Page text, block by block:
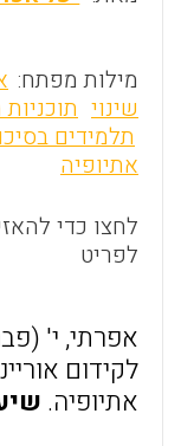
מילות מפתח:
שינוי
תלמידים
אתיופיה
לחצו כדי
לפריט
לקידום
אתיופיה.